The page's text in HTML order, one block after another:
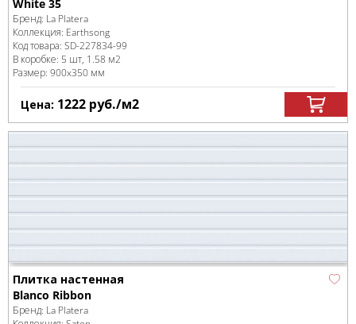
White 35
Бренд: La Platera
Коллекция: Earthsong
Код товара: SD-227834-99
В коробке: 5 шт, 1.58 м2
Размер: 900x350 мм
Цена: 1222 руб./м2
Плитка настенная
Blanco Ribbon
Бренд: La Platera